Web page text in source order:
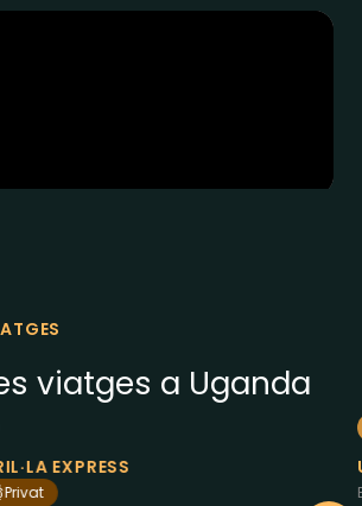
viatges a Uganda
EXPRESS
Privat